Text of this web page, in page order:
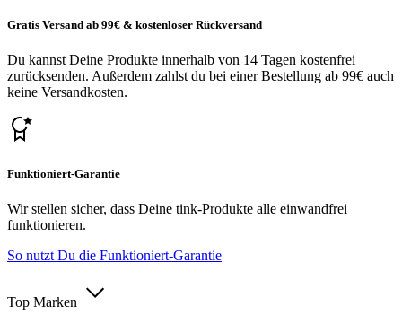
Gratis Versand ab 99€ & kostenloser Rückversand
Du kannst Deine Produkte innerhalb von 14 Tagen kostenfrei
zurücksenden. Außerdem zahlst du bei einer Bestellung ab 99€ auch
keine Versandkosten.
Funktioniert-Garantie
Wir stellen sicher, dass Deine tink-Produkte alle einwandfrei
funktionieren.
So nutzt Du die Funktioniert-Garantie
Top Marken